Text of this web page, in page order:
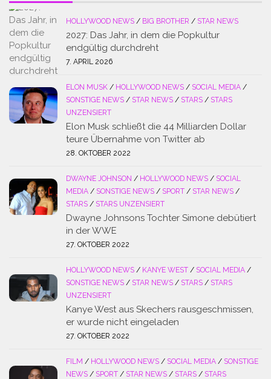
HOLLYWOOD NEWS / BIG BROTHER / STAR NEWS
2027: Das Jahr, in dem die Popkultur
endgültig durchdreht
7. APRIL 2026
ELON MUSK / HOLLYWOOD NEWS / SOCIAL MEDIA /
SONSTIGE NEWS / STAR NEWS / STARS / STARS
UNZENSIERT
Elon Musk schließt die 44 Milliarden Dollar
teure Übernahme von Twitter ab
28. OKTOBER 2022
DWAYNE JOHNSON / HOLLYWOOD NEWS / SOCIAL
MEDIA / SONSTIGE NEWS / SPORT / STAR NEWS /
STARS / STARS UNZENSIERT
Dwayne Johnsons Tochter Simone debütiert
in der WWE
27. OKTOBER 2022
HOLLYWOOD NEWS / KANYE WEST / SOCIAL MEDIA /
SONSTIGE NEWS / STAR NEWS / STARS / STARS
UNZENSIERT
Kanye West aus Skechers rausgeschmissen,
er wurde nicht eingeladen
27. OKTOBER 2022
FILM / HOLLYWOOD NEWS / SOCIAL MEDIA / SONSTIGE
NEWS / SPORT / STAR NEWS / STARS / STARS